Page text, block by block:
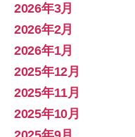
2026年3月
2026年2月
2026年1月
2025年12月
2025年11月
2025年10月